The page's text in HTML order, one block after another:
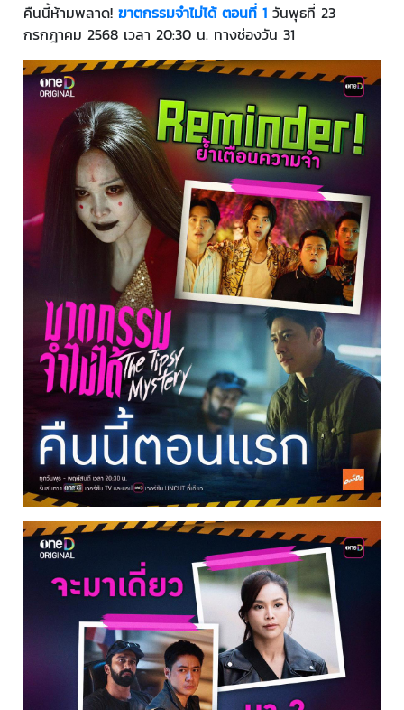
คืนนี้ห้ามพลาด! ฆาตกรรมจำไม่ได้ ตอนที่ 1 วันพุธที่ 23
กรกฎาคม 2568 เวลา 20:30 น. ทางช่องวัน 31